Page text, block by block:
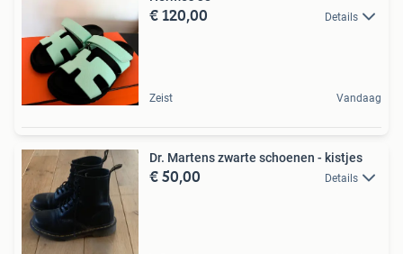
€ 120,00 Details
Zeist Vandaag
Dr. Martens zwarte schoenen - kistjes
€ 50,00 Details